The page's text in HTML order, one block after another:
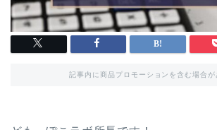
記事内に商品プロモーションを含む場合が